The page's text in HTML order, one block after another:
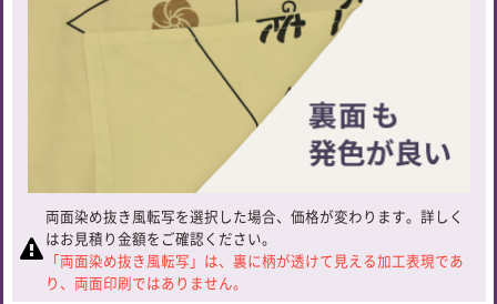
両面染め抜き風転写を選択した場合、価格が変わります。詳しく
はお見積り金額をご確認ください。
「両面染め抜き風転写」は、裏に柄が透けて見える加工表現であ
り、両面印刷ではありません。